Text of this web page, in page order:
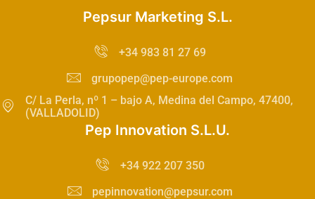
Pepsur Marketing S.L.
+34 983 81 27 69
grupopep@pep-europe.com
C/ La Perla, nº 1 – bajo A, Medina del Campo, 47400,
(VALLADOLID)
Pep Innovation S.L.U.
+34 922 207 350
pepinnovation@pepsur.com